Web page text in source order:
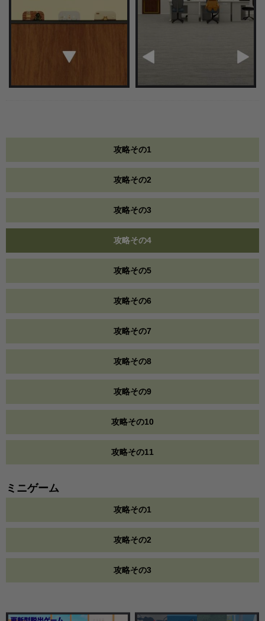
攻略その1
攻略その2
攻略その3
攻略その4
攻略その5
攻略その6
攻略その7
攻略その8
攻略その9
攻略その10
攻略その11
ミニゲーム
攻略その1
攻略その2
攻略その3